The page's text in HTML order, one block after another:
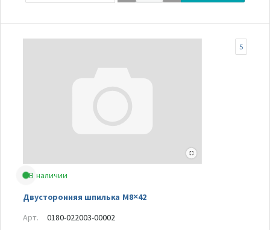
В наличии
Двусторонняя шпилька M8×42
5
Арт.
0180-022003-00002